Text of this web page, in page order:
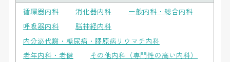
循環器内科
消化器内科
一般内科・総合内科
呼吸器内科
脳神経内科
内分泌代謝・糖尿病・膠原病リウマチ内科
老年内科・老健
その他内科（専門性の高い内科）